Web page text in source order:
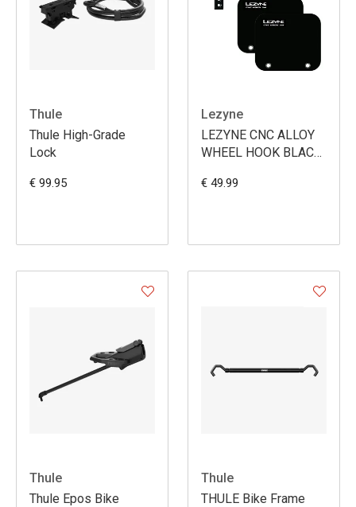
Thule
Thule High-Grade
Lock
€ 99.95
Lezyne
LEZYNE CNC ALLOY
WHEEL HOOK BLACK
€ 49.99
Thule
Thule Epos Bike
Thule
THULE Bike Frame